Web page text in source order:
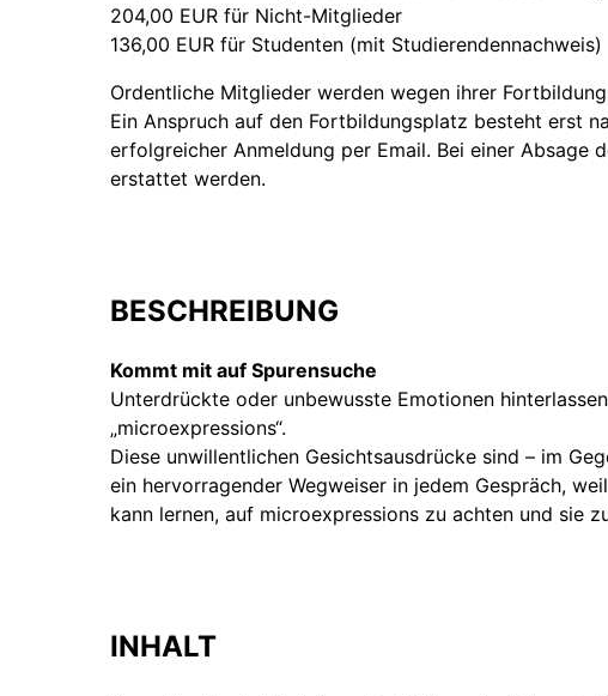
204,00 EUR für Nicht-Mitglieder
136,00 EUR für Studenten (mit Studierendennachweis)
Ordentliche Mitglieder werden wegen ihrer
Ein Anspruch auf den Fortbildungsplatz besteht erst
erfolgreicher Anmeldung per Email. Bei einer Absage
erstattet werden.
BESCHREIBUNG
Kommt mit auf Spurensuche
Unterdrückte oder unbewusste Emotionen
„microexpressions“.
Diese unwillentlichen Gesichtsausdrücke sind – im
ein hervorragender Wegweiser in jedem Gespräch,
kann lernen, auf microexpressions zu achten und sie
INHALT